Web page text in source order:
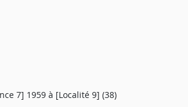
7] 1959 à [Localité 9] (38)